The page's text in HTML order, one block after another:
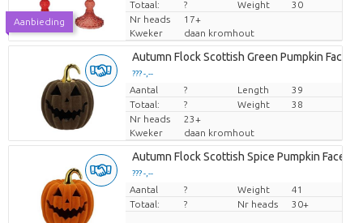
Aanbieding
Totaal: ? Weight
30
Nr heads
17+
Kweker
daan kromhout
Autumn Flock Scottish Green Pumpkin Face
??? -,--
Prijs per stuk
Aantal ? Length
39
Totaal:
? Weight
38
Nr heads
23+
Kweker
daan kromhout
Autumn Flock Scottish Spice Pumpkin Face
??? -,--
Prijs per stuk
Aantal ? Weight
41
Totaal:
? Nr heads 30+